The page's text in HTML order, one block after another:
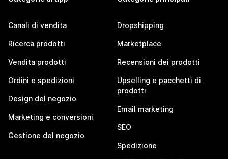
Canali di vendita
Ricerca prodotti
Vendita prodotti
Ordini e spedizioni
Design del negozio
Marketing e conversioni
Gestione del negozio
Dropshipping
Marketplace
Recensioni dei prodotti
Upselling e pacchetti di
prodotti
Email marketing
SEO
Spedizione